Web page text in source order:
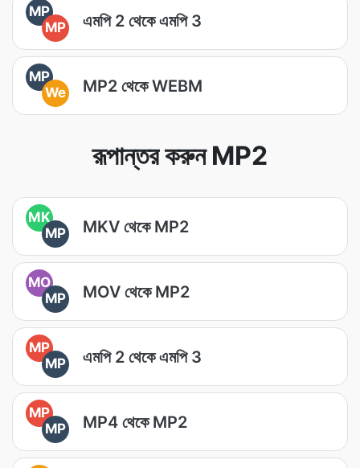
MP
MP
এমপি 2 থেকে এমপি 3
MP
We
MP2 থেকে WEBM
রূপান্তর করুন MP2
MK
MP
MKV থেকে MP2
MO
MP
MOV থেকে MP2
MP
MP
এমপি 2 থেকে এমপি 3
MP
MP
MP4 থেকে MP2